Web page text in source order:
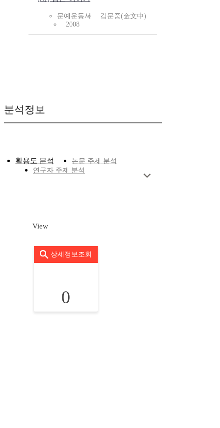
문예운동사
김문중(金文中)
2008
분석정보
활용도 분석
논문 주제 분석
연구자 주제 분석
View
상세정보조회
0